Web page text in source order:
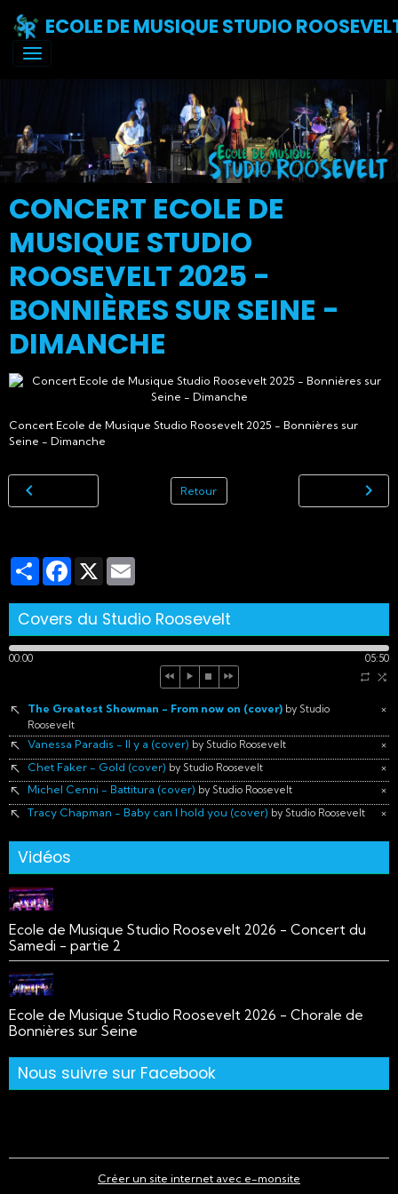
ECOLE DE MUSIQUE STUDIO
CONCERT ECOLE DE
MUSIQUE STUDIO
ROOSEVELT 2025 -
BONNIÈRES SUR SEINE -
DIMANCHE
Concert Ecole de Musique Studio Roosevelt 2025 - Bonnières sur
Seine - Dimanche
Retour
PartagerFacebook
X
Covers du Studio Roosevelt
00:00 05:50
×
The Greatest Showman - From now on (cover) by Studio
Roosevelt
×
Vanessa Paradis - Il y a (cover) by Studio Roosevelt
×
Chet Faker - Gold (cover) by Studio Roosevelt
×
Michel Cenni - Battitura (cover) by Studio Roosevelt
×
Tracy Chapman - Baby can I hold you (cover) by Studio Roosevelt
Vidéos
Ecole de Musique Studio Roosevelt 2026 - Concert du
Samedi - partie 2
Ecole de Musique Studio Roosevelt 2026 - Chorale de
Bonnières sur Seine
Nous suivre sur Facebook
Créer un site internet avec e-monsite